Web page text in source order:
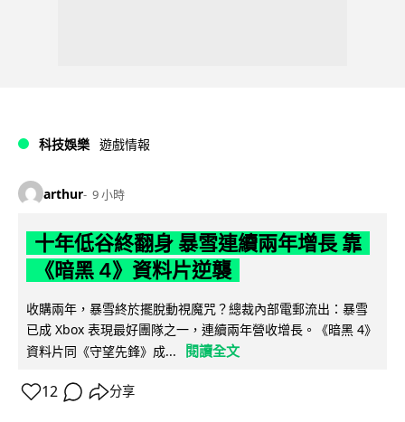
科技娛樂 遊戲情報
arthur 9 小時
十年低谷終翻身 暴雪連續兩年增長 靠
《暗黑 4》資料片逆襲
收購兩年，暴雪終於擺脫動視魔咒？總裁內部電郵流出：暴雪
已成 Xbox 表現最好團隊之一，連續兩年營收增長。《暗黑 4》
資料片同《守望先鋒》成...
閱讀全文
12 分享